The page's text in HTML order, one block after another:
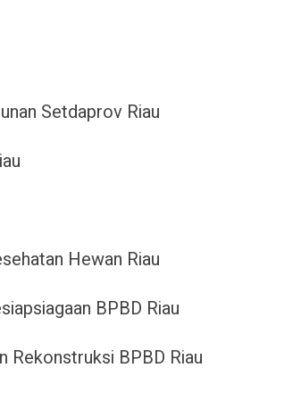
Setdaprov Riau
Hewan Riau
BPBD Riau
Rekonstruksi BPBD Riau